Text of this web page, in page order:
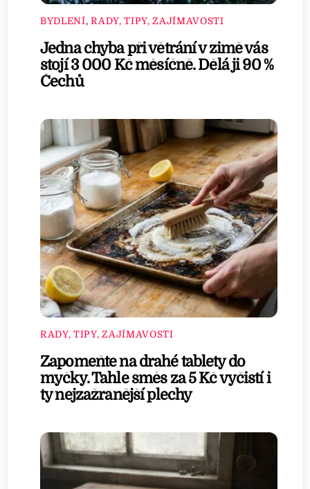
BYDLENÍ,RADY, TIPY, ZAJÍMAVOSTI
Jedna chyba při větrání v zimě vás
stojí 3 000 Kč měsíčně. Dělá ji 90 %
Čechů
RADY, TIPY, ZAJÍMAVOSTI
Zapomeňte na drahé tablety do
myčky. Tahle směs za 5 Kč vyčistí i
ty nejzažranější plechy